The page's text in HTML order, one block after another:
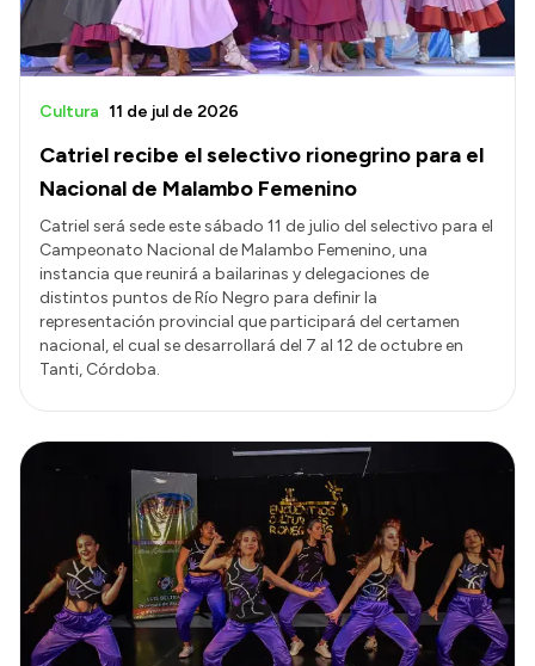
Catriel recibe el selectivo rionegrino para el
Nacional de Malambo Femenino
Cultura 11 de jul de 2026
Catriel será sede este sábado 11 de julio del selectivo para el
Campeonato Nacional de Malambo Femenino, una
instancia que reunirá a bailarinas y delegaciones de
distintos puntos de Río Negro para definir la
representación provincial que participará del certamen
nacional, el cual se desarrollará del 7 al 12 de octubre en
Tanti, Córdoba.